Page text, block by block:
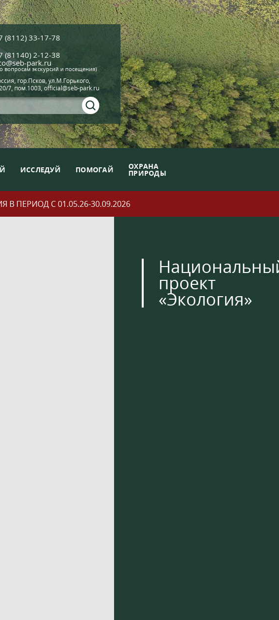
(8112) 33-17-78
(81140) 2-12-38
park.ru
вопросам экскурсий и посещения)
гор.Псков, ул.М.Горького,
7, пом.1003, official@seb-park.ru
ИССЛЕДУЙ ПОМОГАЙ ОХРАНА
ПРИРОДЫ
ПЕРИОД С 01.05.26-30.09.2026
проект
«Экология»